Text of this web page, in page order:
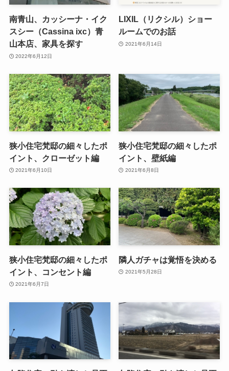
南青山、カッシーナ・イク
スシー（Cassina ixc）青
山本店、家具を探す
2022年6月12日
LIXIL（リクシル）ショー
ルームでのお話
2021年6月14日
狭小住宅梵邸の細々したポ
イント、クローゼット編
2021年6月10日
狭小住宅梵邸の細々したポ
イント、壁紙編
2021年6月8日
狭小住宅梵邸の細々したポ
イント、コンセント編
2021年6月7日
隣人ガチャは覚悟を決める
2021年5月28日